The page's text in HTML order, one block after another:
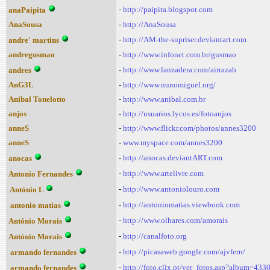
anaPaipita - http://paipita.blogspot.com
AnaSousa
- http://AnaSousa
andre' martins
- http://AM-the-supriser.deviantart.com
andregusmao
- http://www.infonet.com.br/gusmao
andres
- http://www.lanzadera.com/airrazab
AnG3L
- http://www.nunomiguel.org/
Anibal Tonelotto
- http://www.anibal.com.br
anjos
- http://usuarios.lycos.es/fotoanjos
anneS
- http://www.flickr.com/photos/annes3200
anneS
- www.myspace.com/annes3200
anocas
- http://anocas.deviantART.com
Antonio Fernandes
- http://www.artelivre.com
António L
- http://www.antoniolouro.com
antonio matias
- http://antoniomatias.viewbook.com
António Morais
- http://www.olhares.com/amorais
António Morais
- http://canalfoto.org
armando fernandes
- http://picasaweb.google.com/ajvfern/
armando fernandes
- http://foto.clix.pt/